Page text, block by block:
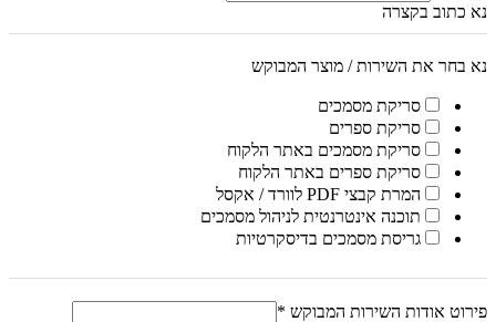
נא כתוב בקצרה
נא בחר את השירות / מוצר המבוקש
סריקת מסמכים
סריקת ספרים
סריקת מסמכים באתר הלקוח
סריקת ספרים באתר הלקוח
המרת קבצי PDF לוורד / אקסל
תוכנה אינטרנטית לניהול מסמכים
גריסת מסמכים בדיסקרטיות
פירוט אודות השירות המבוקש *